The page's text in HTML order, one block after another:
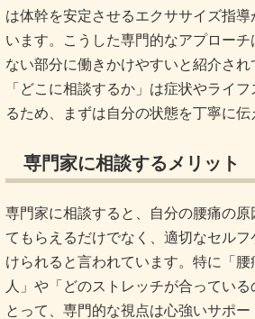
は体幹を安定させるエクササイズ指
います。こうした専門的なアプロー
ない部分に働きかけやすいと紹介さ
「どこに相談するか」は症状やライ
るため、まずは自分の状態を丁寧に伝
専門家に相談するメリット
専門家に相談すると、自分の腰痛の
てもらえるだけでなく、適切なセル
けられると言われています。特に「腰
人」や「どのストレッチが合ってい
とって、専門的な視点は心強いサポー